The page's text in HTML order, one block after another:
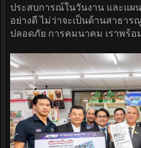
ประสบการณ์ในวันงาน และแผน
อย่างดี ไม่ว่าจะเป็นด้านสาธา
ปลอดภัย การคมนาคม เราพร้